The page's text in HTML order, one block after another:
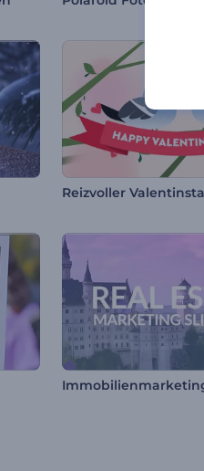
Reizvoller